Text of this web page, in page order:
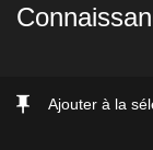
Ajouter à la